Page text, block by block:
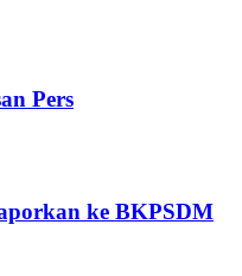
Pers
ke BKPSDM